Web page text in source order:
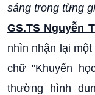
sáng trong từng
GS.TS Nguyễn
nhìn nhận lại
chữ "Khuyến
thường hình